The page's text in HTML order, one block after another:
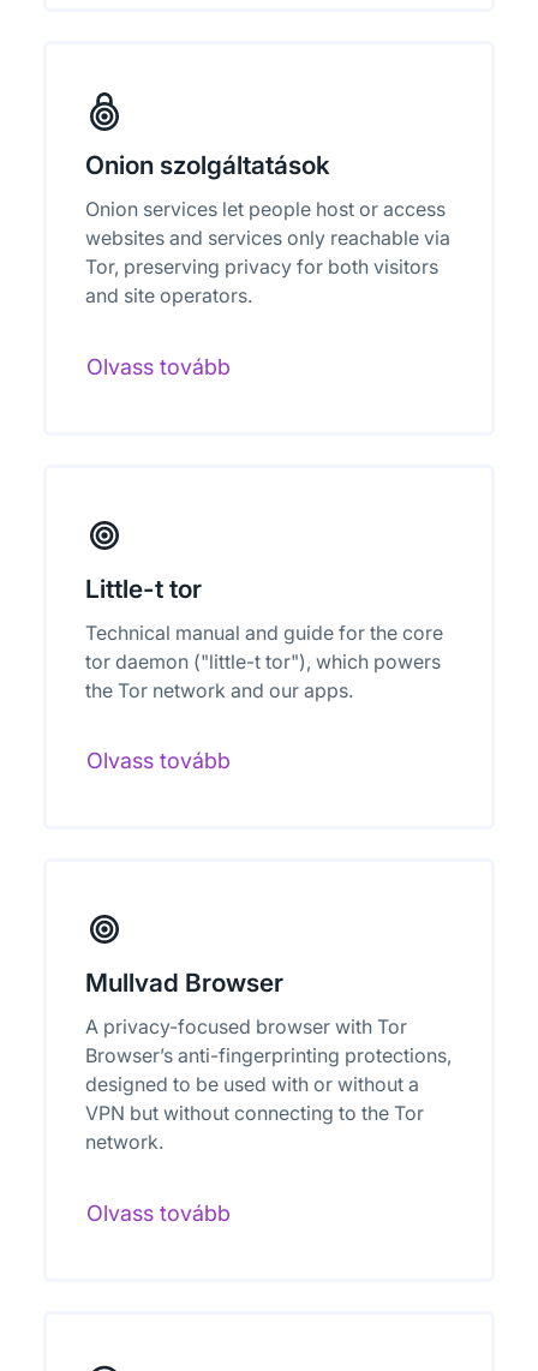
Onion szolgáltatások
Onion services let people host or access
websites and services only reachable via
Tor, preserving privacy for both visitors
and site operators.
Olvass tovább
Little-t tor
Technical manual and guide for the core
tor daemon ("little-t tor"), which powers
the Tor network and our apps.
Olvass tovább
Mullvad Browser
A privacy-focused browser with Tor
Browser’s anti-fingerprinting protections,
designed to be used with or without a
VPN but without connecting to the Tor
network.
Olvass tovább